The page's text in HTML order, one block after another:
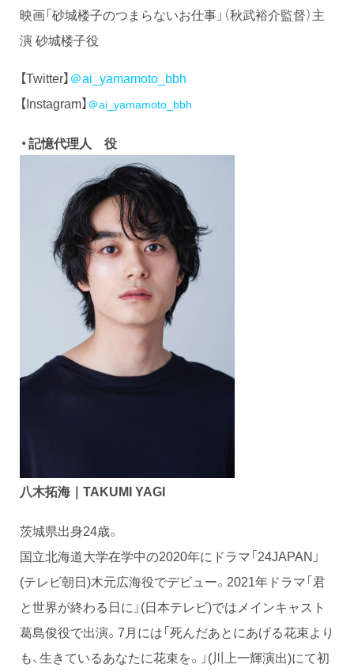
映画「砂城楼子のつまらないお仕事」（秋武裕介監督）主
演 砂城楼子役
【Twitter】＠ai_yamamoto_bbh
【Instagram】＠ai_yamamoto_bbh
・記憶代理人 役
八木拓海｜TAKUMI YAGI
茨城県出身24歳。
国立北海道大学在学中の2020年にドラマ「24JAPAN」
(テレビ朝日)木元広海役でデビュー。2021年ドラマ「君
と世界が終わる日に」(日本テレビ)ではメインキャスト
葛島俊役で出演。7月には「死んだあとにあげる花束より
も、生きているあなたに花束を。」(川上一輝演出)にて初